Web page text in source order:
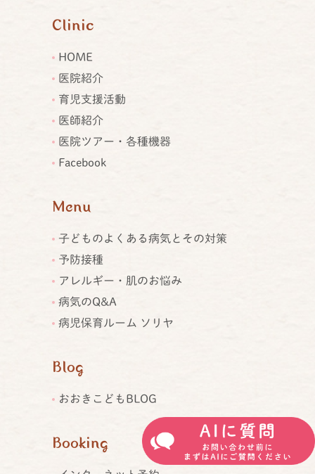
Clinic
HOME
医院紹介
育児支援活動
医師紹介
医院ツアー・各種機器
Facebook
Menu
子どものよくある病気とその対策
予防接種
アレルギー・肌のお悩み
病気のQ&A
病児保育ルーム ソリヤ
Blog
おおきこどもBLOG
Booking